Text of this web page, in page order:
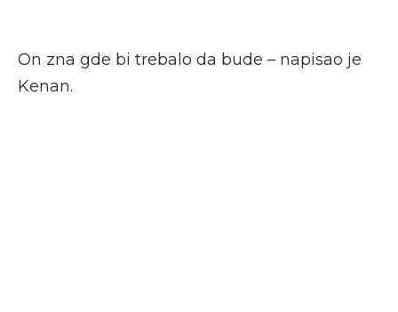
On zna gde bi trebalo da bude – napisao je
Kenan.